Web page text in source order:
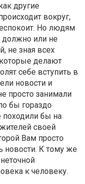
другие
вокруг,
Но людям
должно или не
не зная всех
делают
себе вступить в
новости и
просто занимали
бы гораздо
бы на
своей
Вам просто
новости. К тому же
к человеку.